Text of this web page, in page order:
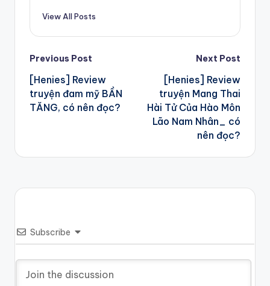
View All Posts
Post
navigation
Previous Post
[Henies] Review
truyện đam mỹ BẦN
TĂNG, có nên đọc?
Next Post
[Henies] Review
truyện Mang Thai
Hài Tử Của Hào Môn
Lão Nam Nhân_ có
nên đọc?
Subscribe